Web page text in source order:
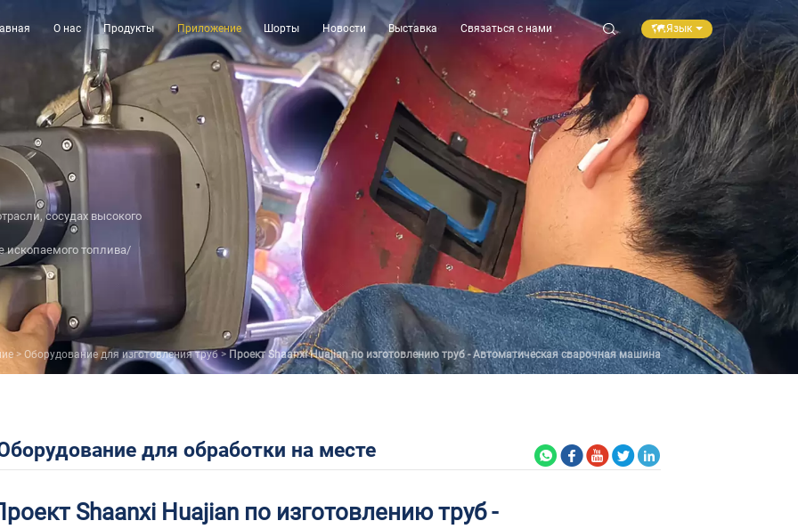
О нас Продукты Приложение Шорты Новости Выставка Связаться с нами Язык
сосудах высокого
ископаемого топлива/
>Оборудование для изготовления труб>Проект Shaanxi Huajian по изготовлению труб - Автоматическая сварочная машина
для обработки на месте
Shaanxi Huajian по изготовлению труб -